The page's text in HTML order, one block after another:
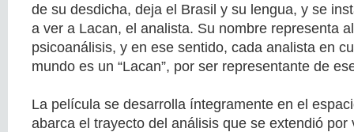
de su desdicha, deja el Brasil y su lengua, y se
a ver a Lacan, el analista. Su nombre representa
psicoanálisis, y en ese sentido, cada analista en
mundo es un “Lacan”, por ser representante de
La película se desarrolla íntegramente en el
abarca el trayecto del análisis que se extendió por